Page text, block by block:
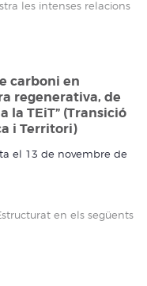
les intenses relacions
carboni en
regenerativa, de
la TEiT” (Transició
i Territori)
el 13 de novembre de
en els següents